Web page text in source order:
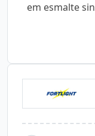
em esmalte